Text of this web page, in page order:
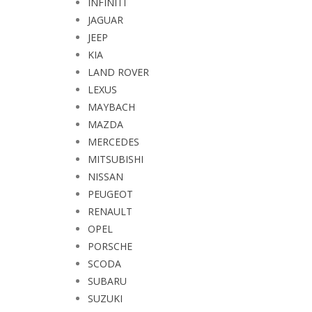
JAGUAR
JEEP
KIA
LAND ROVER
LEXUS
MAYBACH
MAZDA
MERCEDES
MITSUBISHI
NISSAN
PEUGEOT
RENAULT
OPEL
PORSCHE
SCODA
SUBARU
SUZUKI